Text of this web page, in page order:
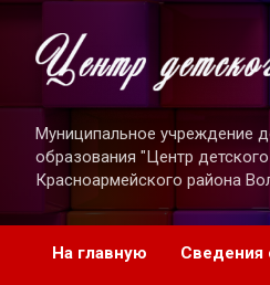
содержимому
Муниципальное учреждение
образования "Центр
Красноармейского района
На главную Сведения